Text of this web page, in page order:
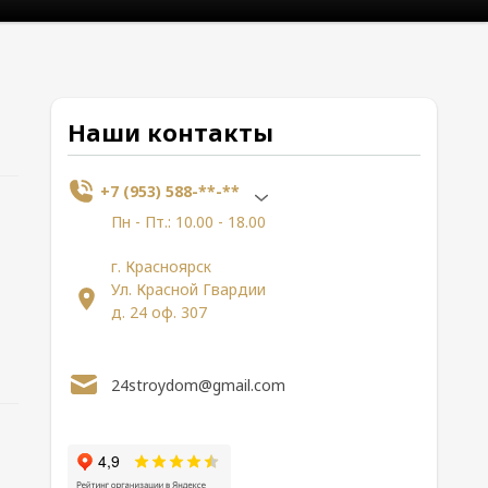
Наши контакты
+7 (953) 588-**-**
Пн - Пт.: 10.00 - 18.00
г. Красноярск
Ул. Красной Гвардии
д. 24 оф. 307
24stroydom@gmail.com